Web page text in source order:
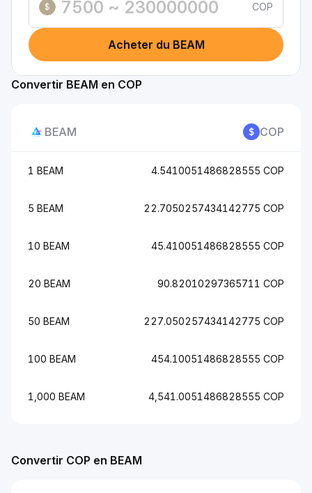
$
COP
Acheter du BEAM
Convertir BEAM en COP
BEAM COP
1 BEAM 4.5410051486828555 COP
5 BEAM 22.7050257434142775 COP
10 BEAM 45.410051486828555 COP
20 BEAM 90.82010297365711 COP
50 BEAM 227.050257434142775 COP
100 BEAM 454.10051486828555 COP
1,000 BEAM 4,541.0051486828555 COP
Convertir COP en BEAM